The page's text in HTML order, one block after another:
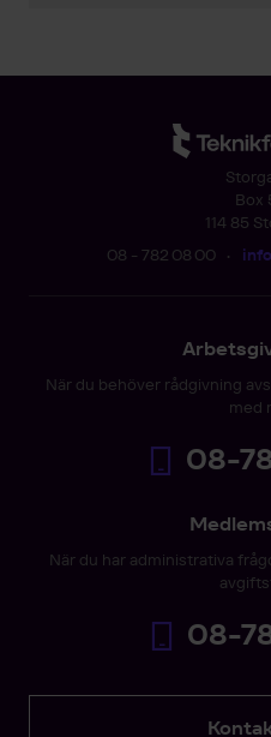
Box
114 85
08 - 782 08 00 •
När du behöver rådgivning
med
08-
När du har administrativa
08-